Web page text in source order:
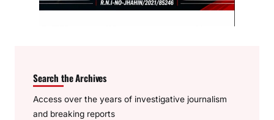
Search the Archives
Access over the years of investigative journalism
and breaking reports